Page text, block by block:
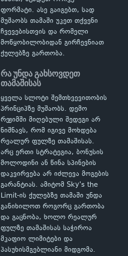
ფორმატი. ასე გაიგებთ, სად
მუშაობს თამაში უკეთ თქვენი
ჩვევებისთვის და რომელი
მოწყობილობიდან გირჩევნიათ
ქულებზე გართობა.
რა უნდა გახსოვდეთ
თამაშისას
ყველა სლოტი შემთხვევითობის
პრინციპზე მუშაობს. დემო
რეჟიმში მიღებული შედეგი არ
ნიშნავს, რომ იგივე მოხდება
რეალურ ფულზე თამაშისას.
არც ერთი სტრატეგია, ბონუსის
მოლოდინი ან წინა სპინების
დაკვირვება არ იძლევა მოგების
გარანტიას. ამიტომ Sky's the
Limit-ის ქულებზე თამაში უნდა
განიხილოთ როგორც გართობა
და გაცნობა, ხოლო რეალურ
ფულზე თამაშისას საჭიროა
მკაფიო ლიმიტები და
პასუხისმგებლიანი მიდგომა.